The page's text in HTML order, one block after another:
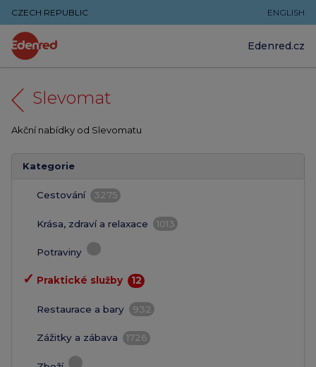
CZECH REPUBLIC ENGLISH
Edenred.cz
Slevomat
Akční nabídky od Slevomatu
Kategorie
Cestování 3275
Krása, zdraví a relaxace 1013
Potraviny
✓ Praktické služby 12
Restaurace a bary 932
Zážitky a zábava 1726